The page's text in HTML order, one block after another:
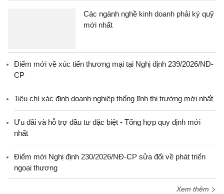
Các ngành nghề kinh doanh phải ký quỹ
mới nhất
Điểm mới về xúc tiến thương mại tại Nghị định 239/2026/NĐ-
CP
Tiêu chí xác định doanh nghiệp thống lĩnh thị trường mới nhất
Ưu đãi và hỗ trợ đầu tư đặc biệt - Tổng hợp quy định mới
nhất
Điểm mới Nghị định 230/2026/NĐ-CP sửa đổi về phát triển
ngoại thương
Xem thêm